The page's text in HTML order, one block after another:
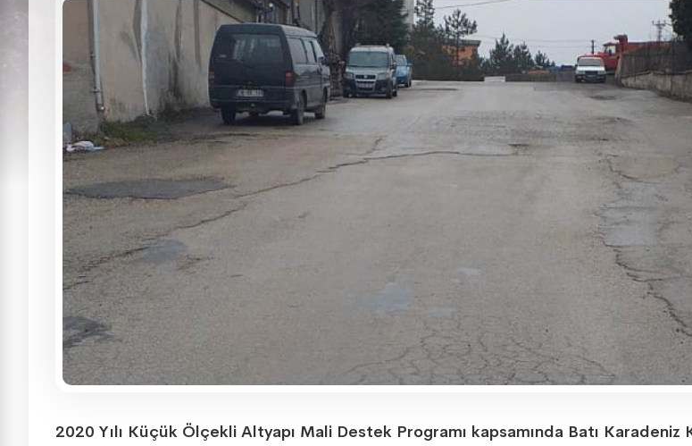
2020 Yılı Küçük Ölçekli Altyapı Mali Destek Programı kapsamında Batı Karadeniz